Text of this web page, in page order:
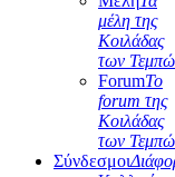
μέλη της
Κοιλάδας
των
ForumΤο
forum της
Κοιλάδας
των
Σύνδεσμοι